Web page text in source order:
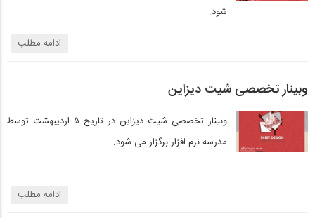
شود.
ادامه مطلب
وبینار تخصصی شیت دیزاین
وبینار تخصصی شیت دیزاین در تاریخ ۵ اردیبهشت توسط
مدرسه نرم افزار برگزار می شود.
ادامه مطلب